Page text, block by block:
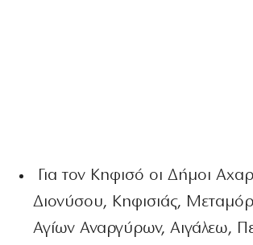
Για τον Κηφισό οι Δήμοι
Διονύσου, Κηφισιάς,
Αγίων Αναργύρων, Αιγάλεω,